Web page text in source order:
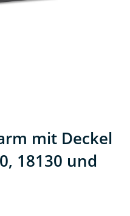
mit Deckel
18130 und